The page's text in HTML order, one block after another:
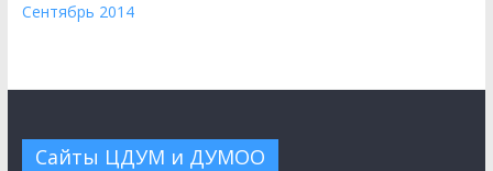
Сентябрь 2014
Сайты ЦДУМ и ДУМОО